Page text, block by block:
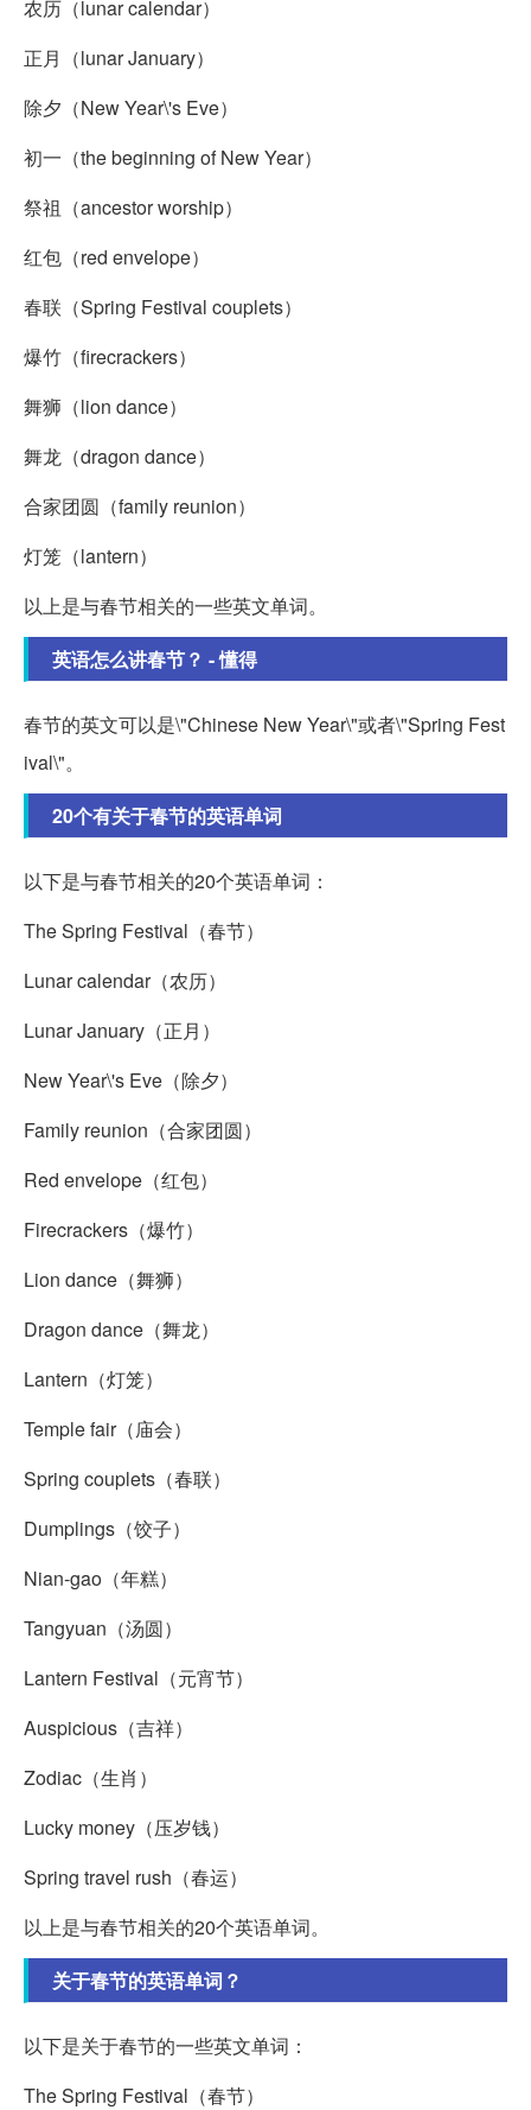
农历（lunar calendar）
正月（lunar January）
除夕（New Year\'s Eve）
初一（the beginning of New Year）
祭祖（ancestor worship）
红包（red envelope）
春联（Spring Festival couplets）
爆竹（firecrackers）
舞狮（lion dance）
舞龙（dragon dance）
合家团圆（family reunion）
灯笼（lantern）
以上是与春节相关的一些英文单词。
英语怎么讲春节？ - 懂得
春节的英文可以是\"Chinese New Year\"或者\"Spring Fest
ival\"。
20个有关于春节的英语单词
以下是与春节相关的20个英语单词：
The Spring Festival（春节）
Lunar calendar（农历）
Lunar January（正月）
New Year\'s Eve（除夕）
Family reunion（合家团圆）
Red envelope（红包）
Firecrackers（爆竹）
Lion dance（舞狮）
Dragon dance（舞龙）
Lantern（灯笼）
Temple fair（庙会）
Spring couplets（春联）
Dumplings（饺子）
Nian-gao（年糕）
Tangyuan（汤圆）
Lantern Festival（元宵节）
Auspicious（吉祥）
Zodiac（生肖）
Lucky money（压岁钱）
Spring travel rush（春运）
以上是与春节相关的20个英语单词。
关于春节的英语单词？
以下是关于春节的一些英文单词：
The Spring Festival（春节）